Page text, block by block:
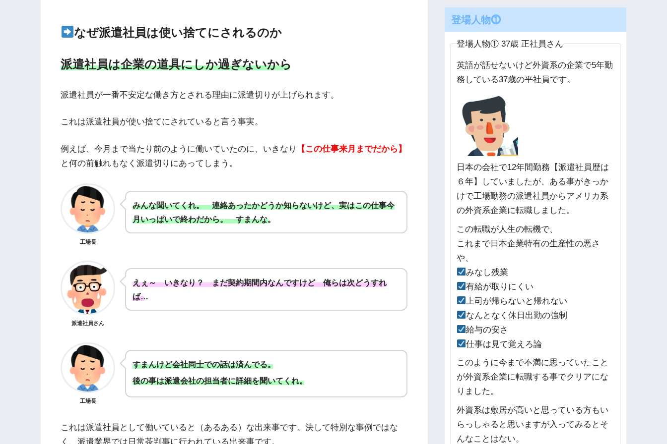
なぜ派遣社員は使い捨てにされるのか
派遣社員は企業の道具にしか過ぎないから
派遣社員が一番不安定な働き方とされる理由に派遣切りが上げられます。
これは派遣社員が使い捨てにされていると言う事実。
例えば、今月まで当たり前のように働いていたのに、いきなり
【この仕事来月までだから】
と何の前触れもなく派遣切りにあってしまう。
工場長
みんな聞いてくれ。 連絡あったかどうか知らないけど、実はこの仕事今
月いっぱいで終わだから。 すまんな。
派遣社員さん
えぇ～ いきなり？ まだ契約期間内なんですけど 俺らは次どうすれ
ば…
工場長
すまんけど会社同士での話は済んでる。
後の事は派遣会社の担当者に詳細を聞いてくれ。
これは派遣社員として働いていると（あるある）な出来事です。決して特別な事例ではな
く、派遣業界では日常茶判事に行われている出来事です。
登場人物⓵
登場人物① 37歳 正社員さん
英語が話せないけど外資系の企業で5年勤
務している37歳の平社員です。
日本の会社で12年間勤務【派遣社員歴は
６年】していましたが、ある事がきっか
けで工場勤務の派遣社員からアメリカ系
の外資系企業に転職しました。
この転職が人生の転機で、
これまで日本企業特有の生産性の悪さ
や、
みなし残業
有給が取りにくい
上司が帰らないと帰れない
なんとなく休日出勤の強制
給与の安さ
仕事は見て覚えろ論
このように今まで不満に思っていたこと
が外資系企業に転職する事でクリアにな
りました。
外資系は敷居が高いと思っている方もい
らっしゃると思いますが入ってみるとそ
んなことはない。